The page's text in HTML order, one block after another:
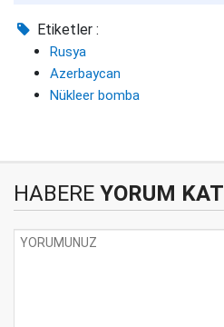
Etiketler :
Rusya
Azerbaycan
Nükleer bomba
HABERE YORUM KAT